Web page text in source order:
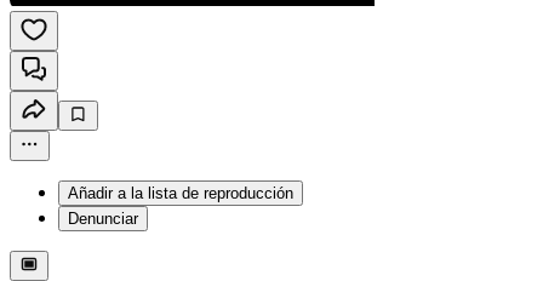
Añadir a la lista de reproducción
Denunciar